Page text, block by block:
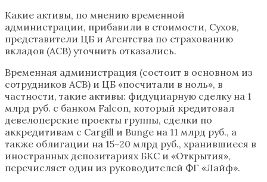
Какие активы, по мнению временной
администрации, прибавили в стоимости, Сухов,
представители ЦБ и Агентства по страхованию
вкладов (АСВ) уточнить отказались.
Временная администрация (состоит в основном из
сотрудников АСВ) и ЦБ «посчитали в ноль», в
частности, такие активы: фидуциарную сделку на 1
млрд руб. с банком Falcon, который кредитовал
девелоперские проекты группы, сделки по
аккредитивам с Cargill и Bunge на 11 млрд руб., а
также облигации на 15–20 млрд руб., хранившиеся в
иностранных депозитариях БКС и «Открытия»,
перечисляет один из руководителей ФГ «Лайф».